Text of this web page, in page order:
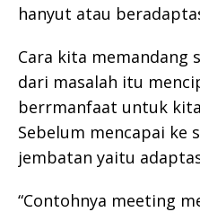
hanyut atau
Cara kita memandang
dari masalah itu
berrmanfaat untuk
Sebelum mencapai ke
jembatan yaitu
“Contohnya meeting